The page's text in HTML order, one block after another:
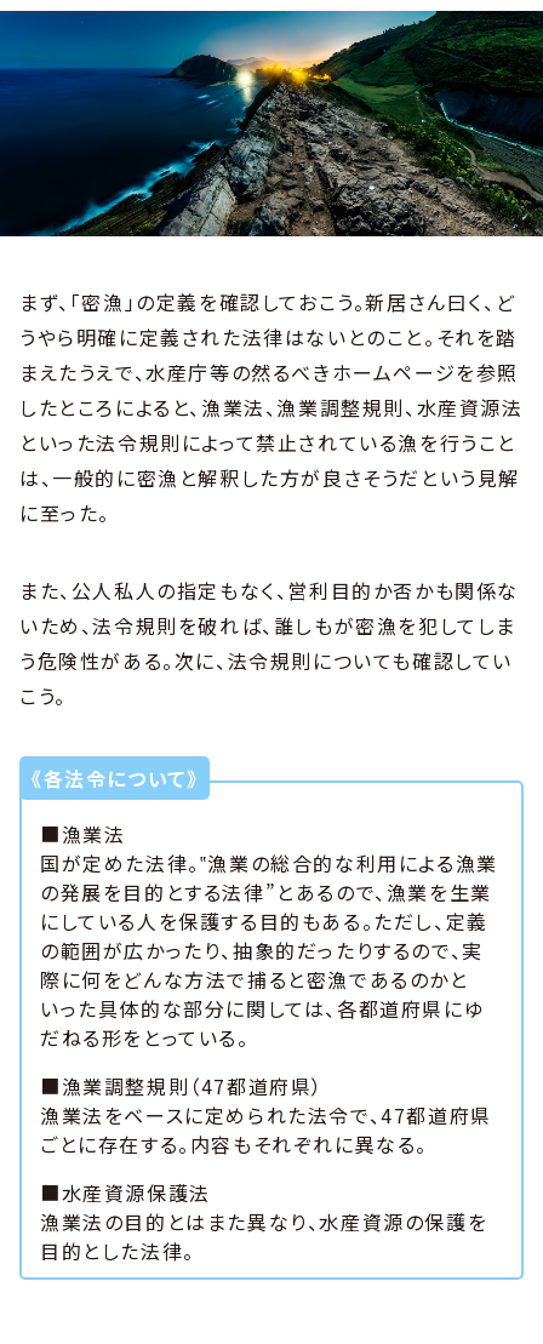
まず、「密漁」の定義を確認しておこう。新居さん曰く、ど
うやら明確に定義された法律はないとのこと。それを踏
まえたうえで、水産庁等の然るべきホームページを参照
したところによると、漁業法、漁業調整規則、水産資源法
といった法令規則によって禁止されている漁を行うこと
は、一般的に密漁と解釈した方が良さそうだという見解
に至った。
また、公人私人の指定もなく、営利目的か否かも関係な
いため、法令規則を破れば、誰しもが密漁を犯してしま
う危険性がある。次に、法令規則についても確認してい
こう。
《各法令について》
■漁業法
国が定めた法律。‟漁業の総合的な利用による漁業
の発展を目的とする法律”とあるので、漁業を生業
にしている人を保護する目的もある。ただし、定義
の範囲が広かったり、抽象的だったりするので、実
際に何をどんな方法で捕ると密漁であるのかと
いった具体的な部分に関しては、各都道府県にゆ
だねる形をとっている。
■漁業調整規則（47都道府県）
漁業法をベースに定められた法令で、47都道府県
ごとに存在する。内容もそれぞれに異なる。
■水産資源保護法
漁業法の目的とはまた異なり、水産資源の保護を
目的とした法律。